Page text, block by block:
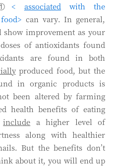
< associated with the
can vary. In general,
improvement as your
of antioxidants found
are found in both
produced food, but the
in organic products is
been altered by farming
health benefits of eating
include a higher level of
along with healthier
But the benefits don’t
about it, you will end up